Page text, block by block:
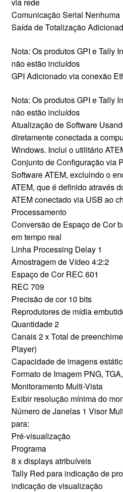
via rede
Comunicação Serial Nenhuma
Saída de Totalização
Nota: Os produtos GPI e Tally
não estão incluídos
GPI Adicionado via conexão
Nota: Os produtos GPI e Tally
não estão incluídos
Atualização de Software
diretamente conectada a
Windows. Inclui o utilitário
Conjunto de Configuração via
Software ATEM, excluindo o
ATEM, que é definido através
ATEM conectado via USB ao
Processamento
Conversão de Espaço de Cor
em tempo real
Linha Processing Delay 1
Amostragem de Vídeo 4:2:2
Espaço de Cor REC 601
REC 709
Precisão de cor 10 bits
Reprodutores de mídia
Quantidade 2
Canais 2 x Total de
Player)
Capacidade de imagens
Formato de Imagem PNG,
Monitoramento Multi-Vista
Exibir resolução mínima do
Número de Janelas 1 Visor
para:
Pré-visualização
Programa
8 x displays atribuíveis
Tally Red para indicação de
indicação de visualização